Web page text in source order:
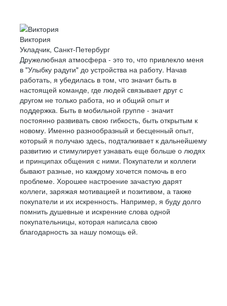
МИРНЫЙ (АРХАНГЕЛЬСКАЯ ОБЛАСТЬ)
НОВОДВИНСК
НЯНДОМА
СЕВЕРОДВИНСК
СОЛЬВЫЧЕГОДСК
ШЕНКУРСК
КАЛИНИНГРАДСКАЯ ОБЛАСТЬ
БАЛТИЙСК
ГВАРДЕЙСК
ГУРЬЕВСК (КАЛИНИНГРАДСКАЯ ОБЛАСТЬ)
ЗЕЛЕНОГРАДСК
Виктория
Укладчик, Санкт-Петербург
Дружелюбная атмосфера - это то, что привлекло меня
в "Улыбку радуги" до устройства на работу. Начав
работать, я убедилась в том, что значит быть в
настоящей команде, где людей связывает друг с
другом не только работа, но и общий опыт и
поддержка. Быть в мобильной группе - значит
постоянно развивать свою гибкость, быть открытым к
новому. Именно разнообразный и бесценный опыт,
который я получаю здесь, подталкивает к дальнейшему
развитию и стимулирует узнавать еще больше о людях
и принципах общения с ними. Покупатели и коллеги
бывают разные, но каждому хочется помочь в его
проблеме. Хорошее настроение зачастую дарят
коллеги, заряжая мотивацией и позитивом, а также
покупатели и их искренность. Например, я буду долго
помнить душевные и искренние слова одной
покупательницы, которая написала свою
благодарность за нашу помощь ей.